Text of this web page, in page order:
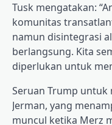
Tusk mengatakan:
komunitas
namun disintegrasi
berlangsung. Kita
diperlukan untuk
Seruan Trump untuk
Jerman, yang
muncul ketika Merz